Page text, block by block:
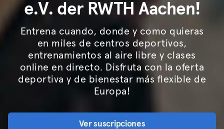
e.V. der RWTH Aachen!
Entrena cuando, donde y como quieras
en miles de centros deportivos,
entrenamientos al aire libre y clases
online en directo. Disfruta con la oferta
deportiva y de bienestar más flexible de
Europa!
Ver suscripciones